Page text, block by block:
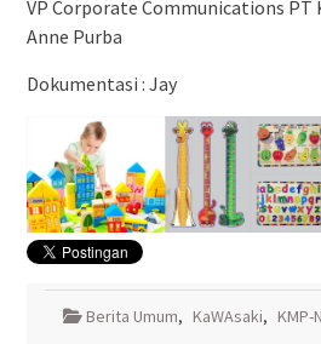
VP Corporate Communications PT
Anne Purba
Dokumentasi : Jay
Berita Umum, KaWAsaki, KMP-